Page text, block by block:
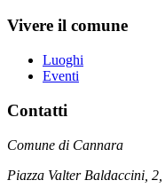
Vivere il comune
Luoghi
Eventi
Contatti
Comune di Cannara
Piazza Valter Baldaccini,